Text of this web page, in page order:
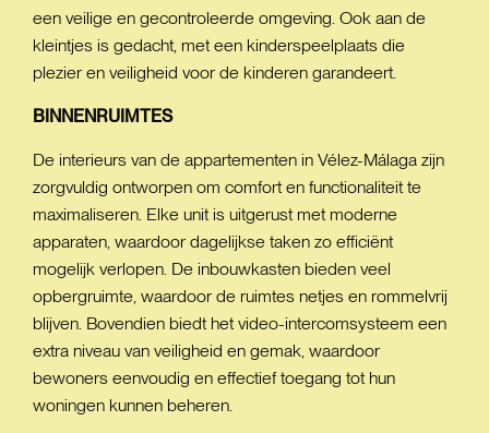
een veilige en gecontroleerde omgeving. Ook aan de
kleintjes is gedacht, met een kinderspeelplaats die
plezier en veiligheid voor de kinderen garandeert.
BINNENRUIMTES
De interieurs van de appartementen in Vélez-Málaga zijn
zorgvuldig ontworpen om comfort en functionaliteit te
maximaliseren. Elke unit is uitgerust met moderne
apparaten, waardoor dagelijkse taken zo efficiënt
mogelijk verlopen. De inbouwkasten bieden veel
opbergruimte, waardoor de ruimtes netjes en rommelvrij
blijven. Bovendien biedt het video-intercomsysteem een
extra niveau van veiligheid en gemak, waardoor
bewoners eenvoudig en effectief toegang tot hun
woningen kunnen beheren.